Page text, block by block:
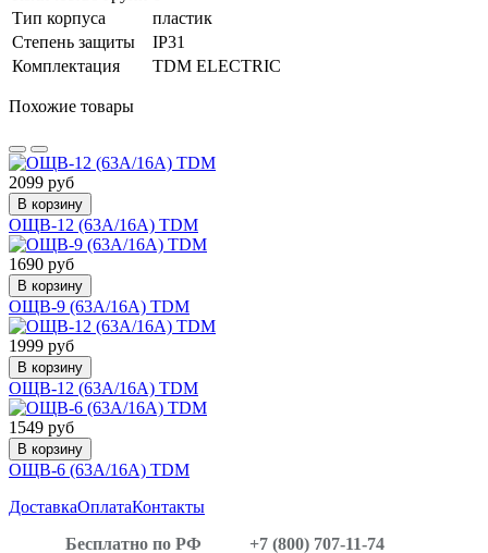
Тип корпуса
пластик
Степень защиты
IP31
Комплектация
TDM ELECTRIC
Похожие товары
2099 руб
В корзину
ОЩВ-12 (63А/16А) TDM
1690 руб
В корзину
ОЩВ-9 (63А/16А) TDM
1999 руб
В корзину
ОЩВ-12 (63А/16А) TDM
1549 руб
В корзину
ОЩВ-6 (63А/16А) TDM
ДоставкаОплатаКонтакты
Бесплатно по РФ
+7 (800) 707-11-74